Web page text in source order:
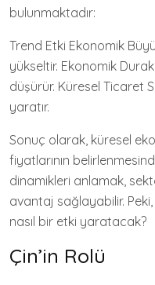
bulunmaktadır:
Trend Etki Ekonomik
yükseltir. Ekonomik
düşürür. Küresel Ticaret
yaratır.
Sonuç olarak, küresel
fiyatlarının
dinamikleri anlamak,
avantaj sağlayabilir.
nasıl bir etki yaratacak?
Çin’in Rolü